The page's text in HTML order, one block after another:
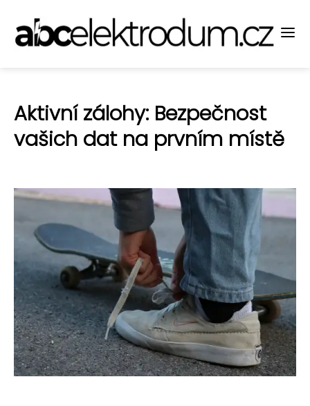
Aktivní zálohy: Bezpečnost
vašich dat na prvním místě